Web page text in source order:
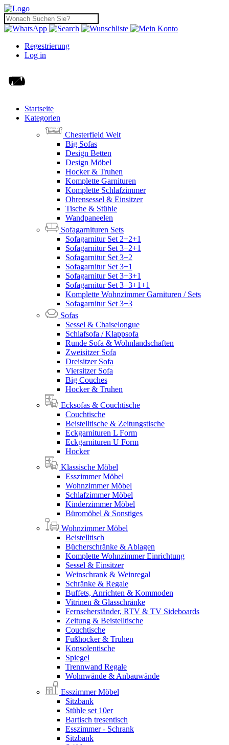
Regestrierung
Log in
Startseite
Kategorien
Chesterfield Welt
Big Sofas
Design Betten
Design Möbel
Hocker & Truhen
Komplette Garnituren
Komplette Schlafzimmer
Ohrensessel & Einsitzer
Tische & Stühle
Wandpaneelen
Sofagarnituren Sets
Sofagarnitur Set 2+2+1
Sofagarnitur Set 3+2+1
Sofagarnitur Set 3+2
Sofagarnitur Set 3+1
Sofagarnitur Set 3+3+1
Sofagarnitur Set 3+3+1+1
Komplette Wohnzimmer Garnituren / Sets
Sofagarnitur Set 3+3
Sofas
Sessel & Chaiselongue
Schlafsofa / Klappsofa
Runde Sofa & Wohnlandschaften
Zweisitzer Sofa
Dreisitzer Sofa
Viersitzer Sofa
Big Couches
Hocker & Truhen
Ecksofas & Couchtische
Couchtische
Beistelltische & Zeitungstische
Eckgarnituren L Form
Eckgarnituren U Form
Hocker
Klassische Möbel
Esszimmer Möbel
Wohnzimmer Möbel
Schlafzimmer Möbel
Kinderzimmer Möbel
Büromöbel & Sonstiges
Wohnzimmer Möbel
Beistelltisch
Bücherschränke & Ablagen
Komplette Wohnzimmer Einrichtung
Sessel & Einsitzer
Weinschrank & Weinregal
Schränke & Regale
Buffets, Anrichten & Kommoden
Vitrinen & Glasschränke
Fernseherständer, RTV & TV Sideboards
Zeitung & Beistelltische
Couchtische
Fußhocker & Truhen
Konsolentische
Spiegel
Trennwand Regale
Wohnwände & Anbauwände
Esszimmer Möbel
Sitzbank
Stühle set 10er
Bartisch tresentisch
Esszimmer - Schrank
Sitzbank